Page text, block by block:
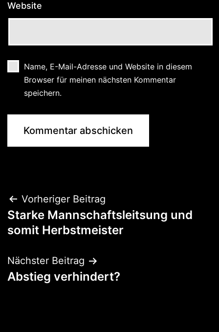
Website
Name, E-Mail-Adresse und Website in diesem
Browser für meinen nächsten Kommentar
speichern.
Beitragsnavigation
Vorheriger Beitrag
Starke Mannschaftsleitsung und
somit Herbstmeister
Nächster Beitrag
Abstieg verhindert?